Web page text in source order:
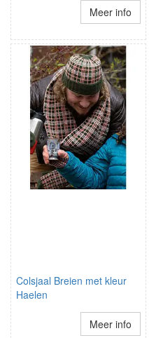
Meer info
Colsjaal Breien met kleur
Haelen
Meer info